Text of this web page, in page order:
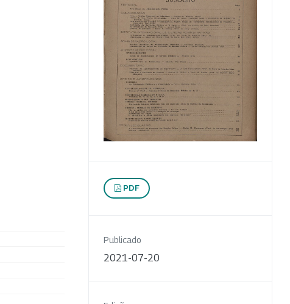
PDF
Publicado
2021-07-20